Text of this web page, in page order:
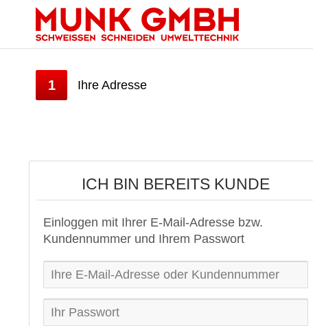
1 Ihre Adresse
ICH BIN BEREITS KUNDE
Einloggen mit Ihrer E-Mail-Adresse bzw.
Kundennummer und Ihrem Passwort